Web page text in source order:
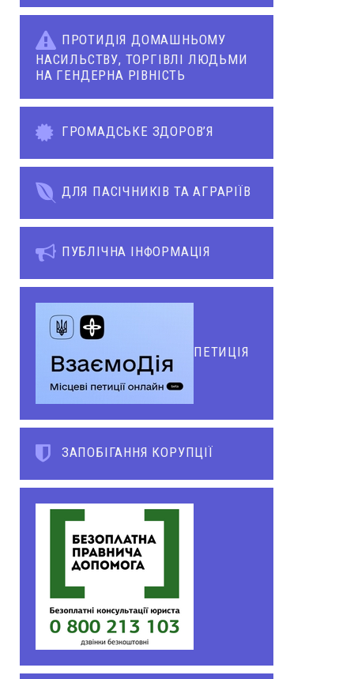
ПРОТИДІЯ ДОМАШНЬОМУ
НАСИЛЬСТВУ, ТОРГІВЛІ ЛЮДЬМИ
НА ГЕНДЕРНА РІВНІСТЬ
ГРОМАДСЬКЕ ЗДОРОВ’Я
ДЛЯ ПАСІЧНИКІВ ТА АГРАРІЇВ
ПУБЛІЧНА ІНФОРМАЦІЯ
ПЕТИЦІЯ
ЗАПОБІГАННЯ КОРУПЦІЇ